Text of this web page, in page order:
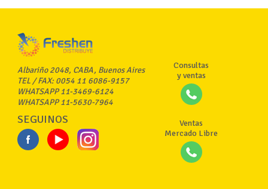
Albariño 2048, CABA, Buenos Aires
TEL / FAX: 0054 11 6086-9157
WHATSAPP 11-3469-6124
WHATSAPP 11-5630-7964
SEGUINOS
Consultas
y ventas
Ventas
Mercado Libre